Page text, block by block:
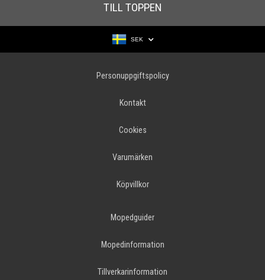
TILL TOPPEN
SEK
Personuppgiftspolicy
Kontakt
Cookies
Varumärken
Köpvillkor
Mopedguider
Mopedinformation
Tillverkarinformation